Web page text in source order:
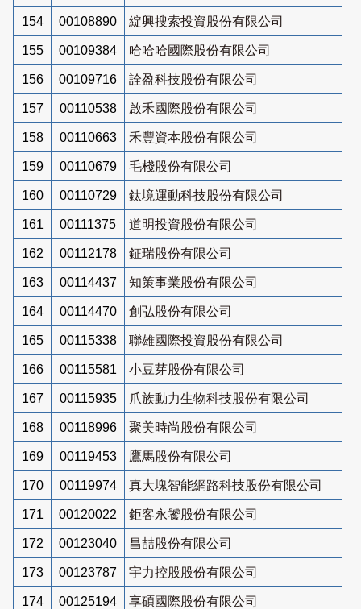
154 00108890 綻興搜索投資股份有限公司
155 00109384 哈哈哈國際股份有限公司
156 00109716 詮盈科技股份有限公司
157 00110538 啟禾國際股份有限公司
158 00110663 禾豐資本股份有限公司
159 00110679 毛棧股份有限公司
160 00110729 鈦境運動科技股份有限公司
161 00111375 道明投資股份有限公司
162 00112178 鉦瑞股份有限公司
163 00114437 知策事業股份有限公司
164 00114470 創弘股份有限公司
165 00115338 聯雄國際投資股份有限公司
166 00115581 小豆芽股份有限公司
167 00115935 爪族動力生物科技股份有限公司
168 00118996 聚美時尚股份有限公司
169 00119453 鷹馬股份有限公司
170 00119974 真大塊智能網路科技股份有限公司
171 00120022 鉅客永饕股份有限公司
172 00123040 昌喆股份有限公司
173 00123787 宇力控股股份有限公司
174 00125194 享碩國際股份有限公司